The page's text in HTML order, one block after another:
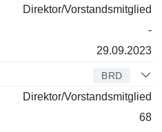
Direktor/Vorstandsmitglied
-
29.09.2023
BRD
Direktor/Vorstandsmitglied
68